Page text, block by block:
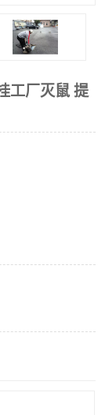
工厂灭鼠 提